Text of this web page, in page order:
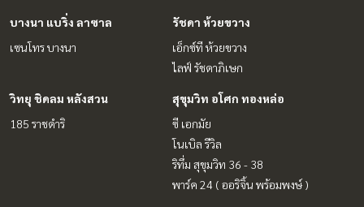
บางนา แบริ่ง ลาซาล
เซนโทร บางนา
รัชดา ห้วยขวาง
เอ็กซ์ที ห้วยขวาง
ไลฟ์ รัชดาภิเษก
วิทยุ ชิดลม หลังสวน
185 ราชดำริ
สุขุมวิท อโศก ทองหล่อ
ซี เอกมัย
โนเบิล รีวิล
ริทึ่ม สุขุมวิท 36 - 38
พาร์ค 24 ( ออริจิ้น พร้อมพงษ์ )